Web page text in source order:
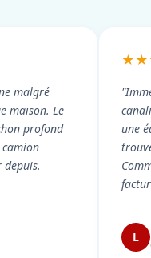
malgré
maison. Le
profond
camion
une
L